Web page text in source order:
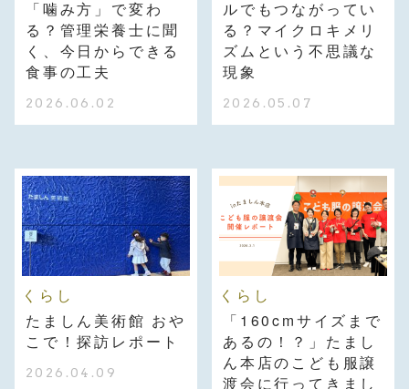
「噛み方」で変わ
る？管理栄養士に聞
く、今日からできる
食事の工夫
2026.06.02
ルでもつながってい
る？マイクロキメリ
ズムという不思議な
現象
2026.05.07
くらし
たましん美術館 おや
こで！探訪レポート
2026.04.09
くらし
「160cmサイズまで
あるの！？」たまし
ん本店のこども服譲
渡会に行ってきまし